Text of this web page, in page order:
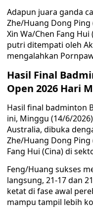
Adapun juara ganda
Zhe/Huang Dong Ping
Xin Wa/Chen Fang
putri ditempati oleh
mengalahkan
Hasil Final
Open 2026 Hari
Hasil final badminton
ini, Minggu (14/6/
Australia, dibuka
Zhe/Huang Dong Ping
Fang Hui (Cina) di
Feng/Huang sukses
langsung, 21-17 dan
ketat di fase awal
mampu tampil lebih